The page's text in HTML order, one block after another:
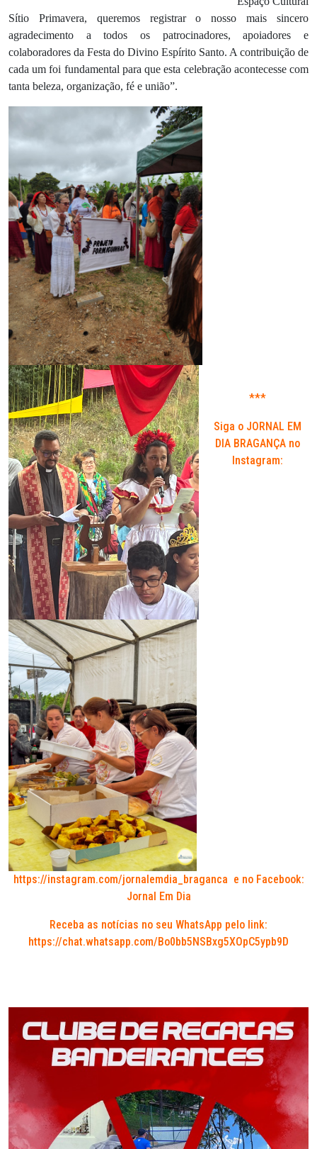
Sítio Primavera, queremos registrar o nosso mais sincero
agradecimento a todos os patrocinadores, apoiadores e
colaboradores da Festa do Divino Espírito Santo. A contribuição de
cada um foi fundamental para que esta celebração acontecesse com
tanta beleza, organização, fé e união”.
***
Siga o JORNAL EM
DIA BRAGANÇA no
Instagram:
https://instagram.com/jornalemdia_braganca e no Facebook:
Jornal Em Dia
Receba as notícias no seu WhatsApp pelo link:
https://chat.whatsapp.com/Bo0bb5NSBxg5XOpC5ypb9D